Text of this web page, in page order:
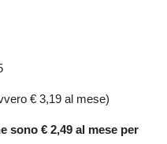
€ 3,19 al mese)
sono € 2,49 al mese per